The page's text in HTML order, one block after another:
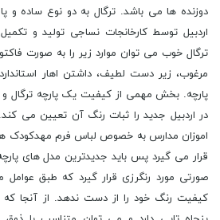
دوزنده ها می باشد. ترگال به دو نوع ساده و
اردبیل توسط کارخانجات نساجی تولید و
ترگال خوب می توان موارد زیر را به صورت
مرغوب، زیر دست لطیف، داشتن اهار
پارچه. بخش مهمی از کیفیت یک پارچه ترگال
در اردبیل جدید را ثبات رنگ آن تعیین می
اموزان مدارس به خصوص لباس فرم مهدکودک
قرار می گیرد پس باید جدیدترین مدل های
صورتی مورد رنگرزی قرار گیرد که طبق عوامل
کیفیت رنگ خود را از دست ندهد. از آنجا که